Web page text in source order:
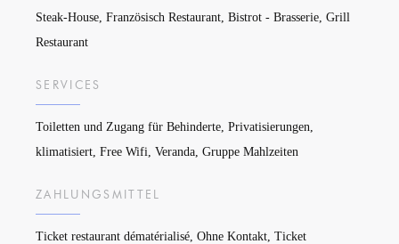
Steak-House, Französisch Restaurant, Bistrot - Brasserie, Grill
Restaurant
SERVICES
Toiletten und Zugang für Behinderte, Privatisierungen,
klimatisiert, Free Wifi, Veranda, Gruppe Mahlzeiten
ZAHLUNGSMITTEL
Ticket restaurant dématérialisé, Ohne Kontakt, Ticket